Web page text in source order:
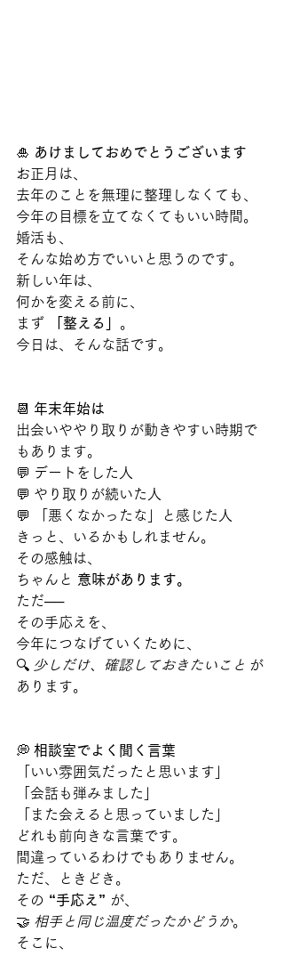
🎍 あけましておめでとうございます
お正月は、
去年のことを無理に整理しなくても、
今年の目標を立てなくてもいい時間。
婚活も、
そんな始め方でいいと思うのです。
新しい年は、
何かを変える前に、
まず
「整える」 。
今日は、そんな話です。
📆 年末年始は
出会いややり取りが動きやすい時期で
もあります。
💬 デートをした人
💬 やり取りが続いた人
💬 「悪くなかったな」と感じた人
きっと、いるかもしれません。
その感触は、
ちゃんと 意味があります。
ただ──
その手応えを、
今年につなげていくために、
🔍 少しだけ、確認しておきたいこと が
あります。
💭 相談室でよく聞く言葉
「いい雰囲気だったと思います」
「会話も弾みました」
「また会えると思っていました」
どれも前向きな言葉です。
間違っているわけでもありません。
ただ、ときどき。
その “手応え” が、
🤝 相手と同じ温度だったかどうか。
そこに、